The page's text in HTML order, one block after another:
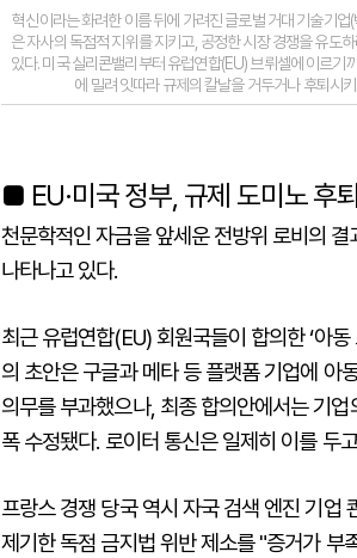
혁신이라는 화려한 이름 뒤에 가려진 글로벌 거대 기술기
은 자사의 독점적 지위를 지키고, 공정한 시장 경쟁을 유도
있다. 미국 실리콘밸리부터 유럽연합(EU) 브뤼셀에 이르기
에 밀려 잇따라 규제의 칼날을 거두거나 후퇴시
■ EU·미국 정부, 규제 도미노 후
천문학적인 자금을 앞세운 전방위 로비의
나타나고 있다.
최근 유럽연합(EU) 회원국들이 합의한 ‘아
의 초안은 구글과 메타 등 플랫폼 기업에 아
의무를 부과했으나, 최종 합의안에서는 기
폭 수정됐다. 로이터 통신은 일제히 이를 두
프랑스 경쟁 당국 역시 자국 검색 엔진 기
제기한 독점 금지법 위반 제소를 "증거가 부